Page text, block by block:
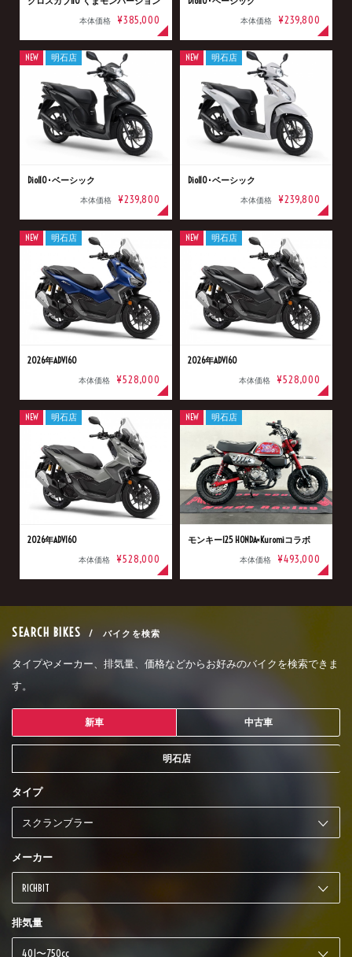
本体価格 ¥385,000 本体価格 ¥239,800
Dio110･ベーシック
本体価格 ¥239,800
NEW 明石店
Dio110･ベーシック
本体価格 ¥239,800
NEW 明石店
2026年ADV160
本体価格 ¥528,000
NEW 明石店
2026年ADV160
本体価格 ¥528,000
NEW 明石店
2026年ADV160
本体価格 ¥528,000
NEW 明石店
モンキー125 HONDA×Kuromiコラボ
本体価格 ¥493,000
NEW 明石店
SEARCH BIKES / バイクを検索
タイプやメーカー、排気量、価格などからお好みのバイクを検索できま
す。
新車 中古車
明石店
タイプ
メーカー
排気量